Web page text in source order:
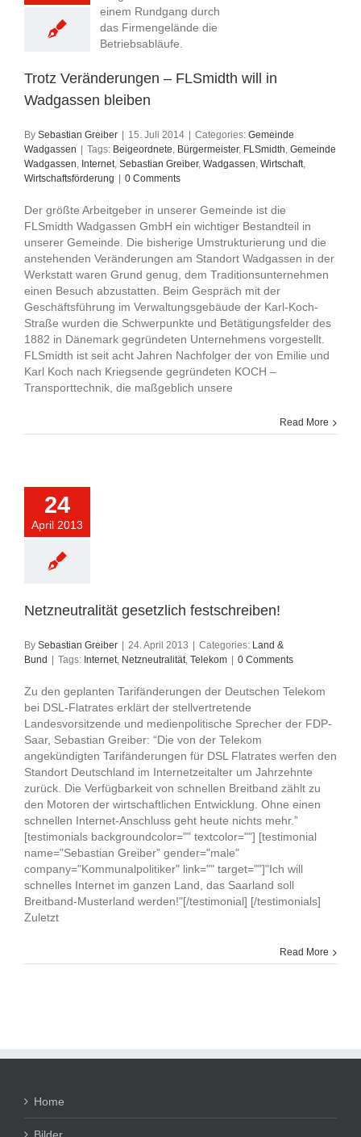
Trotz Veränderungen – FLSmidth will in
Wadgassen bleiben
By Sebastian Greiber 15. Juli 2014 Categories: Gemeinde
Wadgassen
Tags: Beigeordnete, Bürgermeister, FLSmidth, Gemeinde
Wadgassen, Internet, Sebastian Greiber, Wadgassen, Wirtschaft,
Wirtschaftsförderung
0 Comments
Der größte Arbeitgeber in unserer Gemeinde ist die
FLSmidth Wadgassen GmbH ein wichtiger Bestandteil in
unserer Gemeinde. Die bisherige Umstrukturierung und die
anstehenden Veränderungen am Standort Wadgassen in der
Werkstatt waren Grund genug, dem Traditionsunternehmen
einen Besuch abzustatten. Beim Gespräch mit der
Geschäftsführung im Verwaltungsgebäude der Karl-Koch-
Straße wurden die Schwerpunkte und Betätigungsfelder des
1882 in Dänemark gegründeten Unternehmens vorgestellt.
FLSmidth ist seit acht Jahren Nachfolger der von Emilie und
Karl Koch nach Kriegsende gegründeten KOCH –
Transporttechnik, die maßgeblich unsere
Read More
24
April 2013
Netzneutralität gesetzlich festschreiben!
By Sebastian Greiber 24. April 2013 Categories: Land &
Bund
Tags: Internet, Netzneutralität, Telekom 0 Comments
Zu den geplanten Tarifänderungen der Deutschen Telekom
bei DSL-Flatrates erklärt der stellvertretende
Landesvorsitzende und medienpolitische Sprecher der FDP-
Saar, Sebastian Greiber: “Die von der Telekom
angekündigten Tarifänderungen für DSL Flatrates werfen den
Standort Deutschland im Internetzeitalter um Jahrzehnte
zurück. Die Verfügbarkeit von schnellen Breitband zählt zu
den Motoren der wirtschaftlichen Entwicklung. Ohne einen
schnellen Internet-Anschluss geht heute nichts mehr.”
[testimonials backgroundcolor="" textcolor=""] [testimonial
name="Sebastian Greiber" gender="male"
company="Kommunalpolitiker" link="" target=""]"Ich will
schnelles Internet im ganzen Land, das Saarland soll
Breitband-Musterland werden!"[/testimonial] [/testimonials]
Zuletzt
Read More
Home